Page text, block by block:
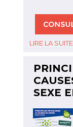
LIRE LA
SEXE